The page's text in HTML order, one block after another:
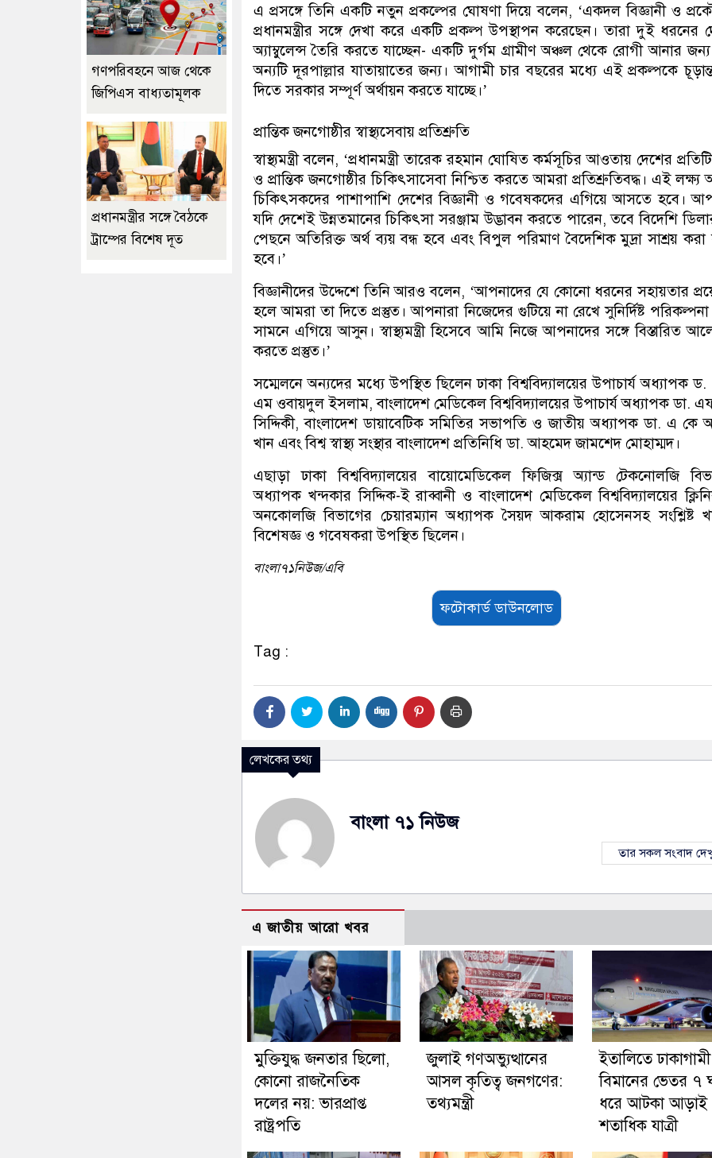
এ প্রসঙ্গে তিনি একটি নতুন প্রকল্পের ঘোষণা দিয়ে বলেন, ‘একদল বিজ্ঞানী ও
প্রধানমন্ত্রীর সঙ্গে দেখা করে একটি প্রকল্প উপস্থাপন করেছেন। তারা দুই ধরনের
অ্যাম্বুলেন্স তৈরি করতে যাচ্ছেন- একটি দুর্গম গ্রামীণ অঞ্চল থেকে রোগী আনার
অন্যটি দূরপাল্লার যাতায়াতের জন্য। আগামী চার বছরের মধ্যে এই প্রকল্পকে
দিতে সরকার সম্পূর্ণ অর্থায়ন করতে যাচ্ছে।’
প্রান্তিক জনগোষ্ঠীর স্বাস্থ্যসেবায় প্রতিশ্রুতি
স্বাস্থ্যমন্ত্রী বলেন, ‘প্রধানমন্ত্রী তারেক রহমান ঘোষিত কর্মসূচির আওতায় দেশের
ও প্রান্তিক জনগোষ্ঠীর চিকিৎসাসেবা নিশ্চিত করতে আমরা প্রতিশ্রুতিবদ্ধ। এই লক্ষ্য
চিকিৎসকদের পাশাপাশি দেশের বিজ্ঞানী ও গবেষকদের এগিয়ে আসতে হবে।
যদি দেশেই উন্নতমানের চিকিৎসা সরঞ্জাম উদ্ভাবন করতে পারেন, তবে বিদেশি
পেছনে অতিরিক্ত অর্থ ব্যয় বন্ধ হবে এবং বিপুল পরিমাণ বৈদেশিক মুদ্রা সাশ্রয় করা
হবে।’
বিজ্ঞানীদের উদ্দেশে তিনি আরও বলেন, ‘আপনাদের যে কোনো ধরনের সহায়তার
হলে আমরা তা দিতে প্রস্তুত। আপনারা নিজেদের গুটিয়ে না রেখে সুনির্দিষ্ট পরিকল্পনা
সামনে এগিয়ে আসুন। স্বাস্থ্যমন্ত্রী হিসেবে আমি নিজে আপনাদের সঙ্গে বিস্তারিত
করতে প্রস্তুত।’
সম্মেলনে অন্যদের মধ্যে উপস্থিত ছিলেন ঢাকা বিশ্ববিদ্যালয়ের উপাচার্য অধ্যাপক
এম ওবায়দুল ইসলাম, বাংলাদেশ মেডিকেল বিশ্ববিদ্যালয়ের উপাচার্য অধ্যাপক ডা.
সিদ্দিকী, বাংলাদেশ ডায়াবেটিক সমিতির সভাপতি ও জাতীয় অধ্যাপক ডা. এ কে
খান এবং বিশ্ব স্বাস্থ্য সংস্থার বাংলাদেশ প্রতিনিধি ডা. আহমেদ জামশেদ মোহাম্মদ।
এছাড়া ঢাকা বিশ্ববিদ্যালয়ের বায়োমেডিকেল ফিজিক্স অ্যান্ড টেকনোলজি
অধ্যাপক খন্দকার সিদ্দিক-ই রাব্বানী ও বাংলাদেশ মেডিকেল বিশ্ববিদ্যালয়ের
অনকোলজি বিভাগের চেয়ারম্যান অধ্যাপক সৈয়দ আকরাম হোসেনসহ সংশ্লিষ্ট
বিশেষজ্ঞ ও গবেষকরা উপস্থিত ছিলেন।
বাংলা৭১নিউজ/এবি
ফটোকার্ড ডাউনলোড
Tag :
লেখকের তথ্য
বাংলা ৭১ নিউজ
তার সকল সংবাদ
এ জাতীয় আরো খবর
মুক্তিযুদ্ধ জনতার ছিলো,
কোনো রাজনৈতিক
দলের নয়: ভারপ্রাপ্ত
রাষ্ট্রপতি
জুলাই গণঅভ্যুত্থানের
আসল কৃতিত্ব জনগণের:
তথ্যমন্ত্রী
ইতালিতে ঢাকাগামী
বিমানের ভেতর ৭
ধরে আটকা আড়াই
শতাধিক যাত্রী
গণপরিবহনে আজ থেকে
জিপিএস বাধ্যতামূলক
প্রধানমন্ত্রীর সঙ্গে বৈঠকে
ট্রাম্পের বিশেষ দূত